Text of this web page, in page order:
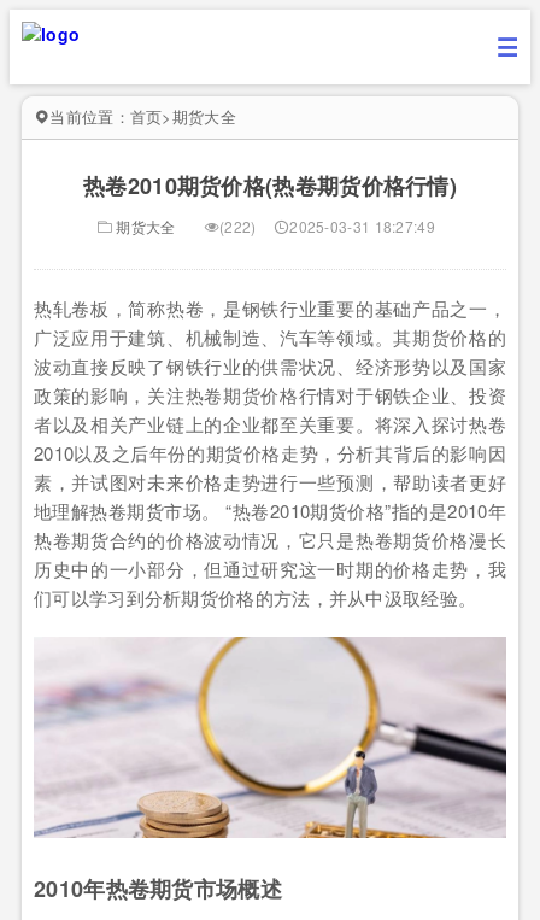
当前位置： 首页>期货大全
热卷2010期货价格(热卷期货价格行情)
期货大全 (222) 2025-03-31 18:27:49
热轧卷板，简称热卷，是钢铁行业重要的基础产品之一，
广泛应用于建筑、机械制造、汽车等领域。其期货价格的
波动直接反映了钢铁行业的供需状况、经济形势以及国家
政策的影响，关注热卷期货价格行情对于钢铁企业、投资
者以及相关产业链上的企业都至关重要。将深入探讨热卷
2010以及之后年份的期货价格走势，分析其背后的影响因
素，并试图对未来价格走势进行一些预测，帮助读者更好
地理解热卷期货市场。 “热卷2010期货价格”指的是2010年
热卷期货合约的价格波动情况，它只是热卷期货价格漫长
历史中的一小部分，但通过研究这一时期的价格走势，我
们可以学习到分析期货价格的方法，并从中汲取经验。
2010年热卷期货市场概述